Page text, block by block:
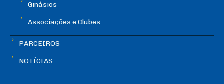
Ginásios
Associações e Clubes
PARCEIROS
NOTÍCIAS